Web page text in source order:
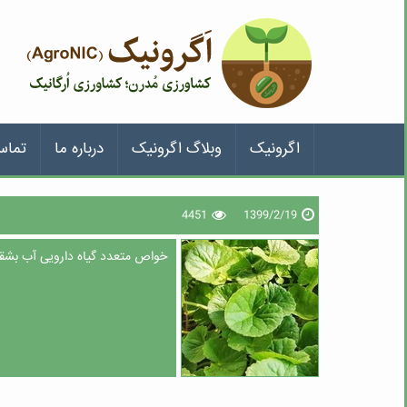
اگرونیک وبلاگ اگرونیک درباره ما
1399/2/19
4451
خواص متعدد گیاه دارویی آب